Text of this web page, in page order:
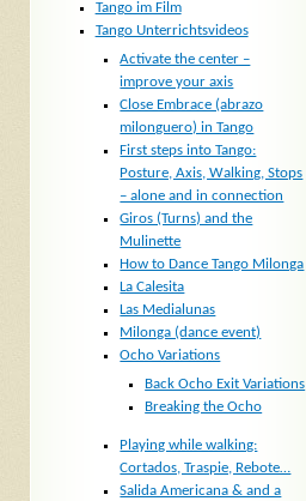
Tango im Film
Tango Unterrichtsvideos
Activate the center –
improve your axis
Close Embrace (abrazo
milonguero) in Tango
First steps into Tango:
Posture, Axis, Walking, Stops
– alone and in connection
Giros (Turns) and the
Mulinette
How to Dance Tango Milonga
La Calesita
Las Medialunas
Milonga (dance event)
Ocho Variations
Back Ocho Exit Variations
Breaking the Ocho
Playing while walking:
Cortados, Traspie, Rebote…
Salida Americana & and a